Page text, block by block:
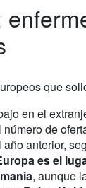
que
en el
número de
año anterior,
es el
, aunque